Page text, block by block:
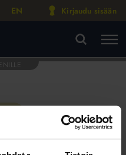
EN Kirjaudu sisään